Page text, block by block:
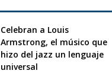
Celebran a Louis
Armstrong, el músico que
hizo del jazz un lenguaje
universal